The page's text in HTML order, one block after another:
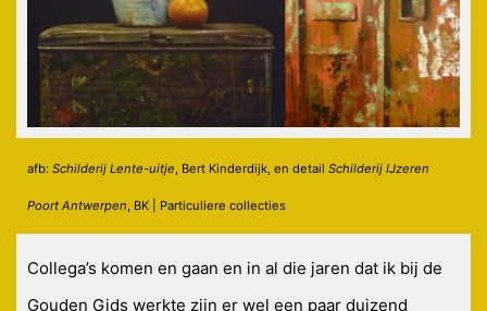
afb: Schilderij Lente-uitje , Bert Kinderdijk, en detail Schilderij IJzeren
Poort Antwerpen , BK | Particuliere collecties
Collega’s komen en gaan en in al die jaren dat ik bij de
Gouden Gids werkte zijn er wel een paar duizend